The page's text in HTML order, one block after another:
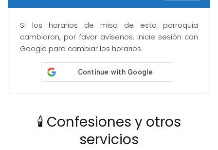
Si los horarios de misa de esta parroquia
cambiaron, por favor avísenos. Inicie sesión con
Google para cambiar los horarios.
🕯️ Confesiones y otros
servicios